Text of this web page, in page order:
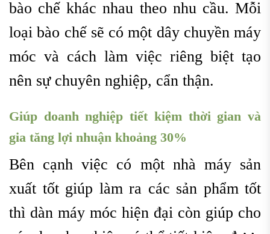
bào chế khác nhau theo nhu cầu. Mỗi
loại bào chế sẽ có một dây chuyền máy
móc và cách làm việc riêng biệt tạo
nên sự chuyên nghiệp, cẩn thận.
Giúp doanh nghiệp tiết kiệm thời gian và
gia tăng lợi nhuận khoảng 30%
Bên cạnh việc có một nhà máy sản
xuất tốt giúp làm ra các sản phẩm tốt
thì dàn máy móc hiện đại còn giúp cho